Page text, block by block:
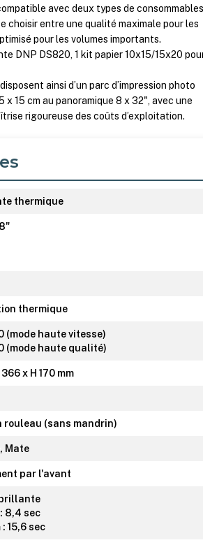
avec deux types de
choisir entre une qualité maximale pour les
pour les volumes importants.
DNP DS820, 1 kit papier 10x15/15x20
ainsi d’un parc d’impression photo
15 cm au panoramique 8 x 32", avec une
rigoureuse des coûts d’exploitation.
thermique
thermique
(mode haute vitesse)
(mode haute qualité)
x H 170 mm
rouleau (sans mandrin)
Mate
par l'avant
: 8,4 sec
15,6 sec